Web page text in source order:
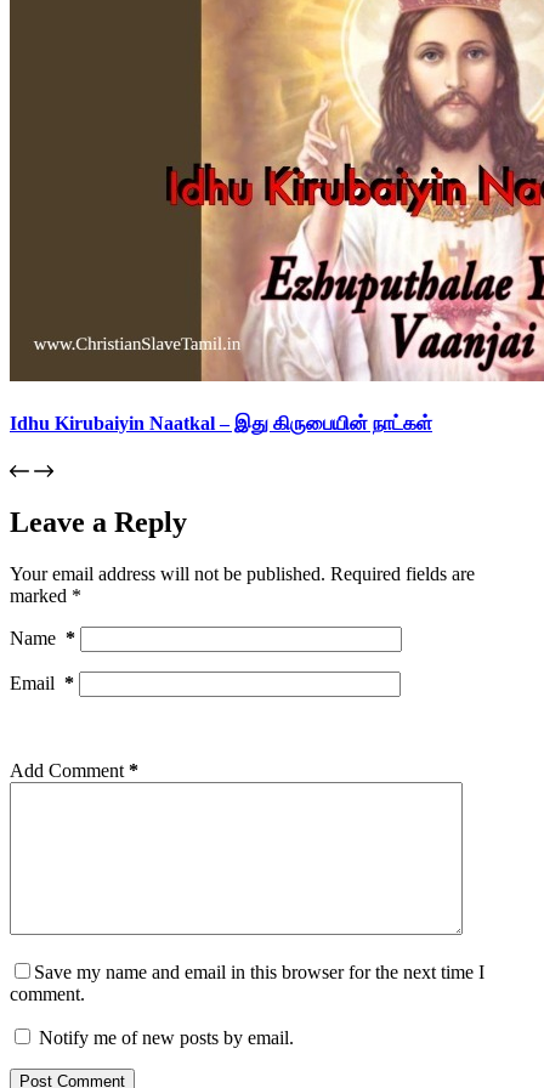
Idhu Kirubaiyin Naatkal – இது கிருபையின் நாட்கள்
Leave a Reply
Your email address will not be published. Required fields are
marked *
Name *
Email *
Add Comment *
Save my name and email in this browser for the next time I
comment.
Notify me of new posts by email.
Post Comment